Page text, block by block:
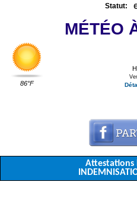
Statut:
MÉTÉO
86°F
Attestations